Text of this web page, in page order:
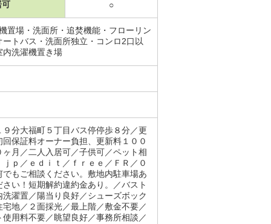
可 ○
置場・洗面所・追焚機能・フローリン
トバス・洗面所独立・コンロ2口以
内洗濯機置き場
分大福町５丁目バス停停歩８分／更
保証料オーナー負担、更新料１００
月／二人入居可／子供可／ペット相
ｐ／ｅｄｉｔ／ｆｒｅｅ／ＦＲ／０
もご相談ください。敷地内駐車場あ
い！短期解約違約金あり。／バスト
濯置／陽当り良好／シューズボック
地／２面採光／最上階／敷金不要／
用料不要／眺望良好／事務所相談／